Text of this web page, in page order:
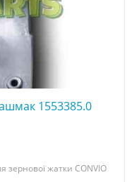
1553385.0
жатки CONVIO